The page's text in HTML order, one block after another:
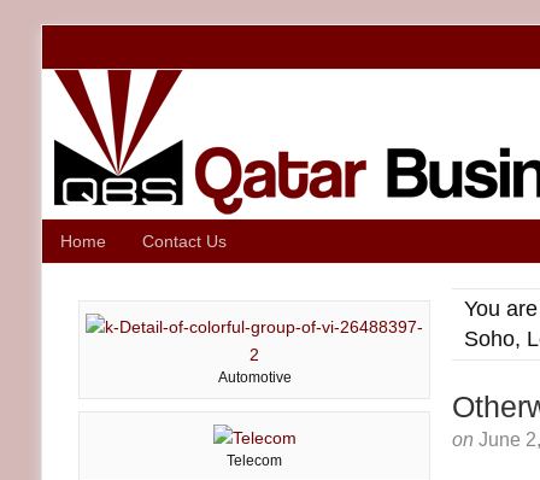
Home Contact Us
You
Soho,
on June
Automotive
Telecom